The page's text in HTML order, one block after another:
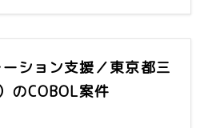
ーション支援／東京都三
のCOBOL案件